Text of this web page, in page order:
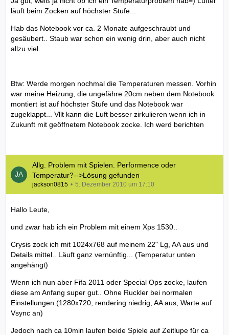
läuft beim Zocken auf höchster Stufe...
Hab das Notebook vor ca. 2 Monate aufgeschraubt und
gesäubert.. Staub war schon ein wenig drin, aber auch nicht
allzu viel.
Btw: Werde morgen nochmal die Temperaturen messen. Vorhin
war meine Heizung, die ungefähre 20cm neben dem Notebook
montiert ist auf höchster Stufe und das Notebook war
zugeklappt... Vllt kann die Luft besser zirkulieren wenn ich in
Zukunft mit geöffnetem Notebook zocke. Ich werd berichten
Allg. Problem mit Spielen. Performence oder
Temperatur?-->Lösung gefunden
jackson0815 5. Dezember 2010 um 17:10
Hallo Leute,
und zwar hab ich ein Problem mit einem Xps 1530..
Crysis zock ich mit 1024x768 auf meinem 22" Lg, AA aus und
Details mittel.. Läuft ganz vernünftig... (Temperatur unten
angehängt)
Wenn ich nun aber Fifa 2011 oder Special Ops zocke, laufen
diese am Anfang super gut.. Ohne Ruckler bei normalen
Einstellungen.(1280x720, rendering niedrig, AA aus, Warte auf
Vsync an)
Jedoch nach ca 10min laufen beide Spiele auf Zeitlupe für ca